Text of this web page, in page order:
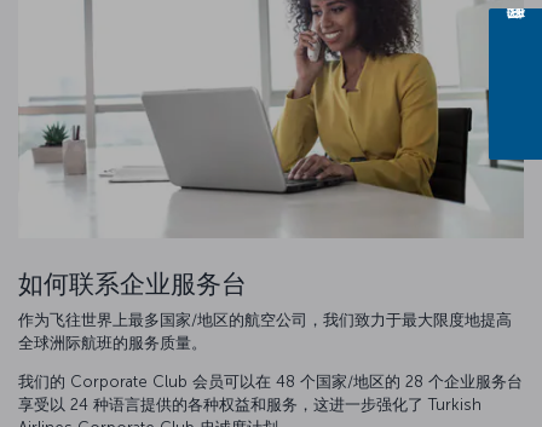
如何联系企业服务台
作为飞往世界上最多国家/地区的航空公司，我们致力于最大限度地提高
全球洲际航班的服务质量。
我们的 Corporate Club 会员可以在 48 个国家/地区的 28 个企业服务台
享受以 24 种语言提供的各种权益和服务，这进一步强化了 Turkish